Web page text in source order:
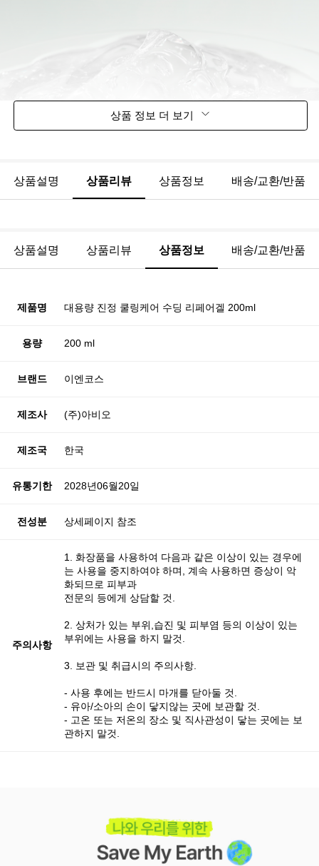
상품 정보 더 보기
상품설명 상품리뷰 상품정보 배송/교환/반품
상품설명 상품리뷰 상품정보 배송/교환/반품
제품명 대용량 진정 쿨링케어 수딩 리페어겔 200ml
용량 200 ml
브랜드 이엔코스
제조사 (주)아비오
제조국 한국
유통기한 2028년06월20일
전성분 상세페이지 참조
주의사항
1. 화장품을 사용하여 다음과 같은 이상이 있는 경우에
는 사용을 중지하여야 하며, 계속 사용하면 증상이 악
화되므로 피부과
전문의 등에게 상담할 것.
2. 상처가 있는 부위,습진 및 피부염 등의 이상이 있는
부위에는 사용을 하지 말것.
3. 보관 및 취급시의 주의사항.
- 사용 후에는 반드시 마개를 닫아둘 것.
- 유아/소아의 손이 닿지않는 곳에 보관할 것.
- 고온 또는 저온의 장소 및 직사관성이 닿는 곳에는 보
관하지 말것.